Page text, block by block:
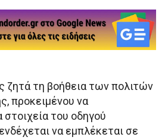
ζητά τη βοήθεια των πολιτών
προκειμένου να
του οδηγού
να εμπλέκεται σε